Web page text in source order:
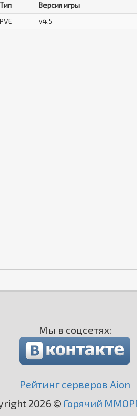
Тип Версия игры
PVE v4.5
Мы в соцсетях:
Рейтинг серверов Aion
2026 © Горячий